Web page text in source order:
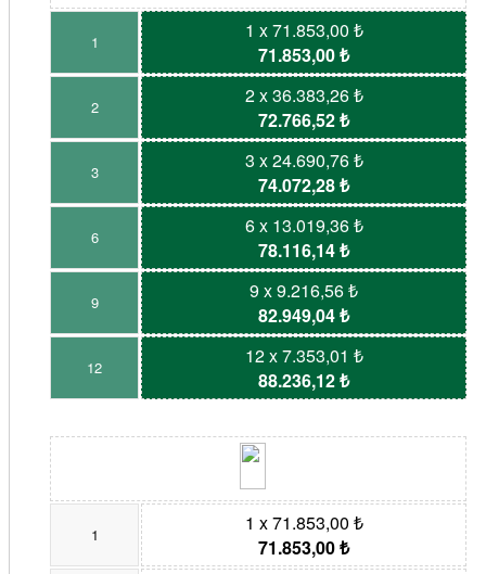
1
1 x 71.853,00 ₺
71.853,00 ₺
2
2 x 36.383,26 ₺
72.766,52 ₺
3
3 x 24.690,76 ₺
74.072,28 ₺
6
6 x 13.019,36 ₺
78.116,14 ₺
9
9 x 9.216,56 ₺
82.949,04 ₺
12
12 x 7.353,01 ₺
88.236,12 ₺
1
1 x 71.853,00 ₺
71.853,00 ₺